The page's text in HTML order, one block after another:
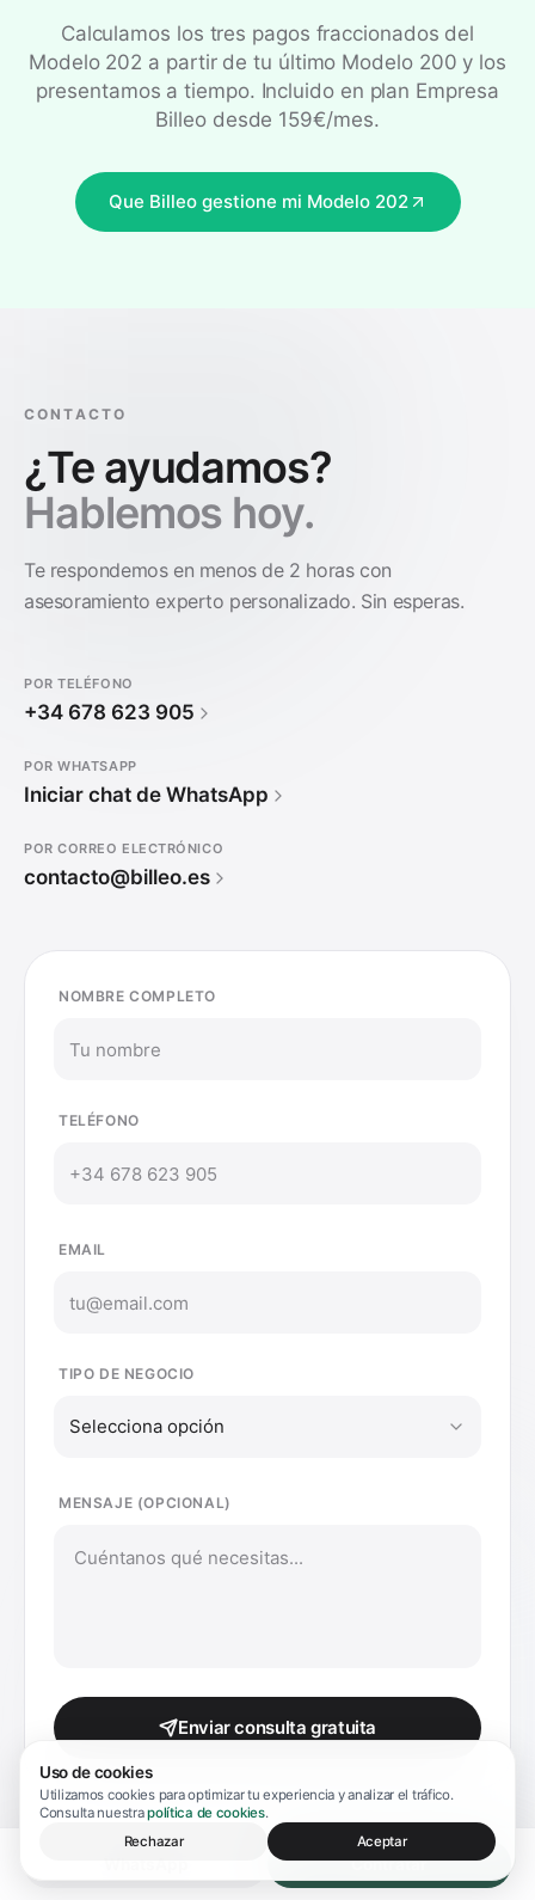
Uso de cookies
Utilizamos cookies para optimizar tu experiencia y analizar el tráfico.
Consulta nuestrapolítica de cookies.
Rechazar
Aceptar
Contratar
Calculamos los tres pagos fraccionados del
Modelo 202 a partir de tu último Modelo 200 y los
presentamos a tiempo. Incluido en plan Empresa
Billeo desde 159€/mes.
Que Billeo gestione mi Modelo 202
CONTACTO
¿Te ayudamos?
Hablemos hoy.
Te respondemos en menos de 2 horas con
asesoramiento experto personalizado. Sin esperas.
POR TELÉFONO
+34 678 623 905
POR WHATSAPP
Iniciar chat de WhatsApp
POR CORREO ELECTRÓNICO
contacto@billeo.es
NOMBRE COMPLETO
TELÉFONO
EMAIL
TIPO DE NEGOCIO
Selecciona opción
MENSAJE (OPCIONAL)
Enviar consulta gratuita